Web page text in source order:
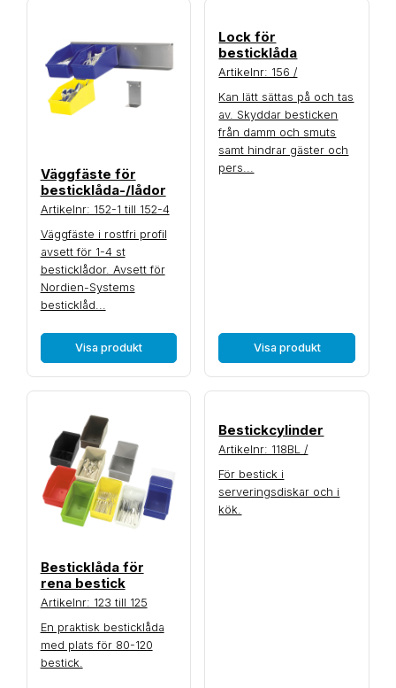
Väggfäste för
besticklåda-/lådor
Artikelnr: 152-1 till 152-4
Väggfäste i rostfri profil
avsett för 1-4 st
besticklådor. Avsett för
Nordien-Systems
besticklåd...
Visa produkt
Lock för
besticklåda
Artikelnr: 156 /
Kan lätt sättas på och tas
av. Skyddar besticken
från damm och smuts
samt hindrar gäster och
pers...
Visa produkt
Besticklåda för
rena bestick
Artikelnr: 123 till 125
En praktisk besticklåda
med plats för 80-120
bestick.
Bestickcylinder
Artikelnr: 118BL /
För bestick i
serveringsdiskar och i
kök.